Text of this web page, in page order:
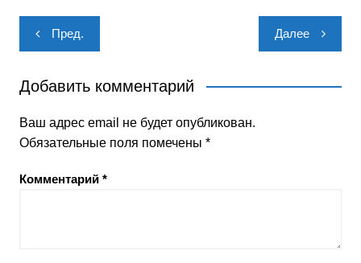
Навигация
по
записям
Пред. Далее
Добавить комментарий
Ваш адрес email не будет опубликован.
Обязательные поля помечены *
Комментарий *